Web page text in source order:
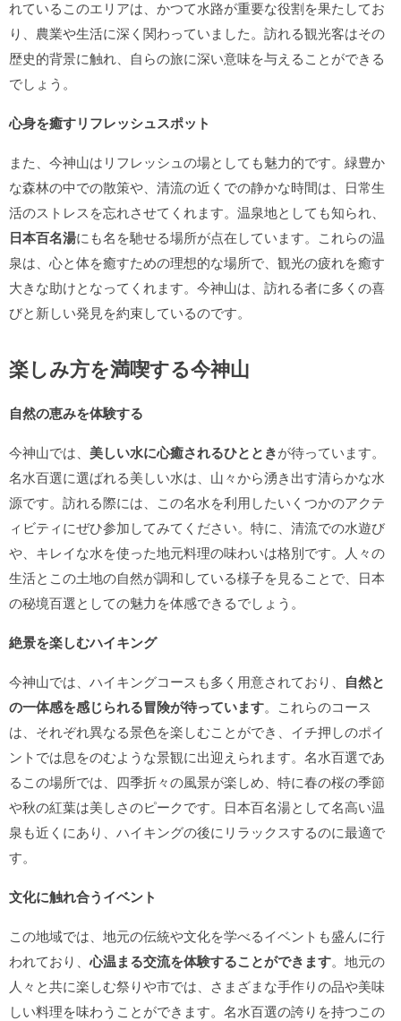
れているこのエリアは、かつて水路が重要な役割を果たしてお
り、農業や生活に深く関わっていました。訪れる観光客はその
歴史的背景に触れ、自らの旅に深い意味を与えることができる
でしょう。
心身を癒すリフレッシュスポット
また、今神山はリフレッシュの場としても魅力的です。緑豊か
な森林の中での散策や、清流の近くでの静かな時間は、日常生
活のストレスを忘れさせてくれます。温泉地としても知られ、
日本百名湯にも名を馳せる場所が点在しています。これらの温
泉は、心と体を癒すための理想的な場所で、観光の疲れを癒す
大きな助けとなってくれます。今神山は、訪れる者に多くの喜
びと新しい発見を約束しているのです。
楽しみ方を満喫する今神山
自然の恵みを体験する
今神山では、 美しい水に心癒されるひとときが待っています。
名水百選に選ばれる美しい水は、山々から湧き出す清らかな水
源です。訪れる際には、この名水を利用したいくつかのアクテ
ィビティにぜひ参加してみてください。特に、清流での水遊び
や、キレイな水を使った地元料理の味わいは格別です。人々の
生活とこの土地の自然が調和している様子を見ることで、日本
の秘境百選としての魅力を体感できるでしょう。
絶景を楽しむハイキング
今神山では、ハイキングコースも多く用意されており、 自然と
の一体感を感じられる冒険が待っています。これらのコース
は、それぞれ異なる景色を楽しむことができ、イチ押しのポイ
ントでは息をのむような景観に出迎えられます。名水百選であ
るこの場所では、四季折々の風景が楽しめ、特に春の桜の季節
や秋の紅葉は美しさのピークです。日本百名湯として名高い温
泉も近くにあり、ハイキングの後にリラックスするのに最適で
す。
文化に触れ合うイベント
この地域では、地元の伝統や文化を学べるイベントも盛んに行
われており、心温まる交流を体験することができます。地元の
人々と共に楽しむ祭りや市では、さまざまな手作りの品や美味
しい料理を味わうことができます。名水百選の誇りを持つこの